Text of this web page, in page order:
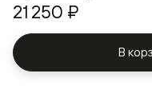
21 250 ₽
В